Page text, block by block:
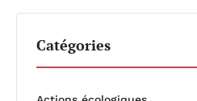
Catégories